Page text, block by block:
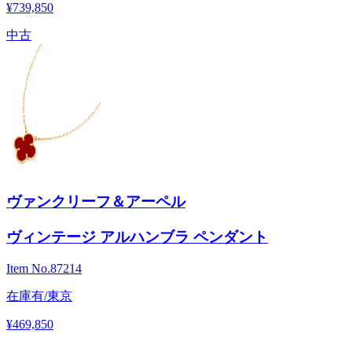
¥739,850
中古
ヴァンクリーフ＆アーペル
ヴィンテージ アルハンブラ ペンダント
Item No.87214
在庫有/東京
¥469,850